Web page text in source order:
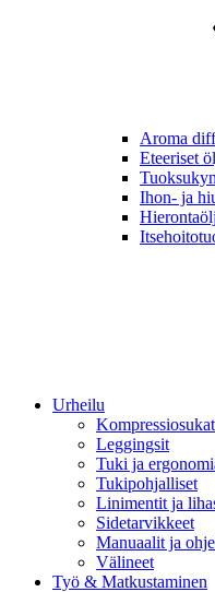
Aroma
Eteeriset
Ihon- ja
Urheilu
Kompressiosukat
Leggingsit
Tuki ja
Tukipohjalliset
Linimentit ja
Sidetarvikkeet
Manuaalit ja
Välineet
Työ & Matkustaminen